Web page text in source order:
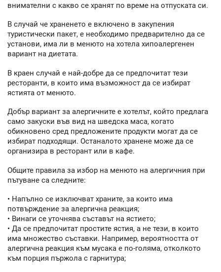
внимателни с какво се хранят по време на отпуската си.
В случай че храненето е включено в закупения
туристически пакет, е необходимо предварително да се
установи, има ли в менюто на хотела хипоалергенен
вариант на диетата.
В краен случай е най-добре да се предпочитат тези
ресторанти, в които има възможност да се избират
ястията от менюто.
Добър вариант за алергичните е хотелът, който предлага
само закуски във вид на шведска маса, когато
обикновено сред предложените продукти могат да се
избират подходящи. Останалото хранене може да се
организира в ресторант или в кафе.
Общите правила за избор на менюто на алергичния при
пътуване са следните:
• Напълно се изключват храните, за които има
потвърждение за алергична реакция;
• Винаги се уточнява съставът на ястието;
• Да се предпочитат простите ястия, а не тези, в които
има множество съставки. Например, вероятността от
алергична реакция към мусака е по-голяма, отколкото
към порция пържола с гарнитура;